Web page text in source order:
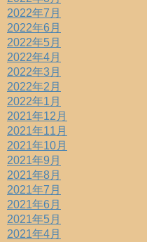
2022年7月
2022年6月
2022年5月
2022年4月
2022年3月
2022年2月
2022年1月
2021年12月
2021年11月
2021年10月
2021年9月
2021年8月
2021年7月
2021年6月
2021年5月
2021年4月